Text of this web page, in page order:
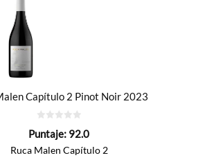
Capítulo 2 Pinot Noir 2023
de
Puntaje: 92.0
Ruca Malen Capítulo 2